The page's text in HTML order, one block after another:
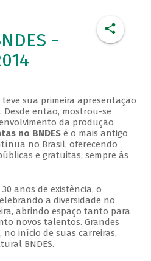
-
teve sua primeira apresentação
Desde então, mostrou-se
da produção
no BNDESé o mais antigo
no Brasil, oferecendo
e gratuitas, sempre às
anos de existência, o
a diversidade no
abrindo espaço tanto para
novos talentos. Grandes
no início de suas carreiras,
BNDES.